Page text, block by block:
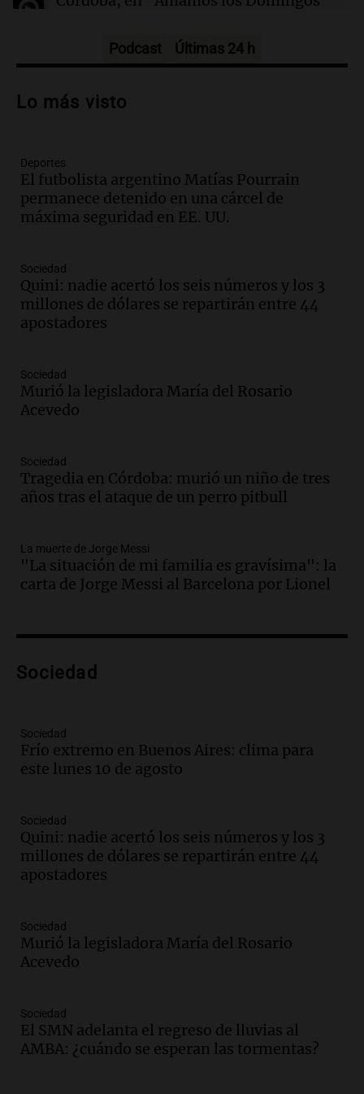
hablaron de su obra en Cadena 3
Audio.
recuerdo del paso de Juan Pablo II: "Te
traspasaba con la mirada"
Amamos los Domingos
Audio.
un imperdible cordobés para los
amantes de la astronomía
Amamos los Domingos
la historia del club de Irlanda
revolucionado por hinchas argentinos
Amamos los Domingos
Audio.
argentino regresa al país tras conflicto
con Brasil
Audio.Bomberos asisten a senderista
con fractura de tobillo en refugio Doña
Rosa
Episodios
investigación internacional sobre asma
Episodios
Audio.Suspenden descuento en SUBE y
aumentan tarifas del SUBTE en Buenos
Episodios
Audio.Kicillof critica la desregulación
financiera y el aumento de la morosidad
Episodios
Audio.La UNT evalúa apelación ante la
Corte Suprema tras fallo que aparta a
Episodios
Audio.El cardenal Ángel Rossi advirtió
Podcast Últimas 24 h
Lo más visto
Deportes
El futbolista argentino Matías Pourrain
permanece detenido en una cárcel de
máxima seguridad en EE. UU.
Sociedad
Quini: nadie acertó los seis números y los 3
millones de dólares se repartirán entre 44
apostadores
Sociedad
Murió la legisladora María del Rosario
Acevedo
Sociedad
Tragedia en Córdoba: murió un niño de tres
años tras el ataque de un perro pitbull
La muerte de Jorge Messi
"La situación de mi familia es gravísima": la
carta de Jorge Messi al Barcelona por Lionel
Sociedad
Sociedad
Frío extremo en Buenos Aires: clima para
este lunes 10 de agosto
Sociedad
Quini: nadie acertó los seis números y los 3
millones de dólares se repartirán entre 44
apostadores
Sociedad
Murió la legisladora María del Rosario
Acevedo
Sociedad
El SMN adelanta el regreso de lluvias al
AMBA: ¿cuándo se esperan las tormentas?